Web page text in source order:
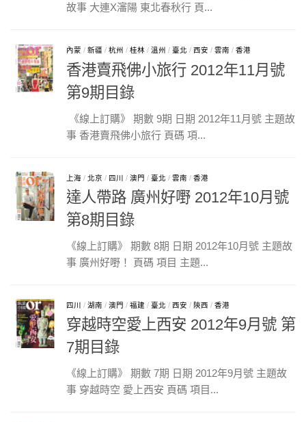
故事 大連X瀋陽 東北春秋行 頁...
內蒙 / 新疆 / 杭州 / 桂林 / 溫州 / 臺北 / 西安 / 雲南 / 香港
香港賣飛佛小旅行 2012年11月號
第9期目錄
《線上訂購》 期數 9期 日期 2012年11月號 主題故
事 香港賣飛佛小旅行 頁碼 項...
上海 / 北京 / 四川 / 澳門 / 臺北 / 雲南 / 香港
達人帶路 廣州好嘢 2012年10月號
第8期目錄
《線上訂購》 期數 8期 日期 2012年10月號 主題故
事 廣州好嘢！ 頁碼 項目 主題...
四川 / 湖南 / 澳門 / 福建 / 臺北 / 西安 / 陝西 / 香港
穿越時空愛上西安 2012年9月號 第
7期目錄
《線上訂購》 期數 7期 日期 2012年9月號 主題故
事 穿越時空 愛上西安 頁碼 項目...